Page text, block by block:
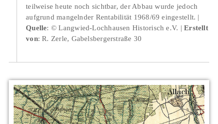
teilweise heute noch sichtbar, der Abbau wurde jedoch
aufgrund mangelnder Rentabilität 1968/69 eingestellt.
Quelle: © Langwied-Lochhausen Historisch e.V.
Erstellt
von: R. Zerle, Gabelsbergerstraße 30